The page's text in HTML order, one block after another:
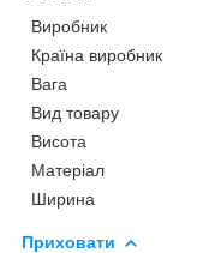
Виробник
Країна виробник
Вага
Вид товару
Висота
Матеріал
Ширина
Приховати